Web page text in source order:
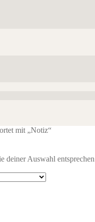
mit „Notiz“
deiner Auswahl